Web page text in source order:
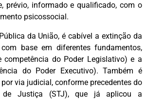
prévio, informado e qualificado, com o
psicossocial.
da União, é cabível a extinção da
base em diferentes fundamentos,
do Poder Legislativo) e a
do Poder Executivo). Também é
via judicial, conforme precedentes do
de Justiça (STJ), que já aplicou a